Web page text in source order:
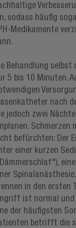
sodass häufig
Medikamente
Behandlung selbst
5 bis 10 Minuten.
nach
jedoch zwei
Schmerzen
befürchten: Der
einer kurzen
in den ersten
ist normal und
der häufigsten
betrifft die